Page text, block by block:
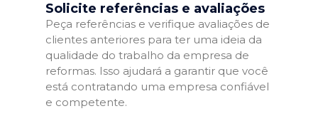
Solicite referências e avaliações
Peça referências e verifique avaliações de
clientes anteriores para ter uma ideia da
qualidade do trabalho da empresa de
reformas. Isso ajudará a garantir que você
está contratando uma empresa confiável
e competente.